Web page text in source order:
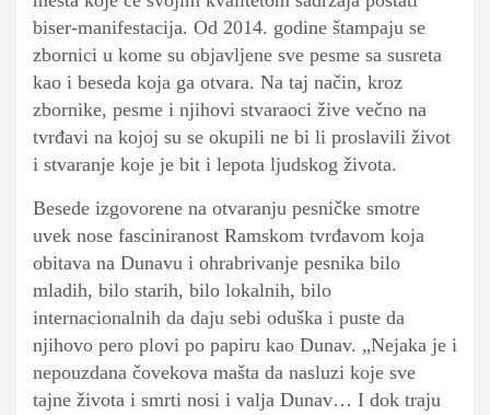
biser-manifestacija. Od 2014. godine štampaju se
zbornici u kome su objavljene sve pesme sa susreta
kao i beseda koja ga otvara. Na taj način, kroz
zbornike, pesme i njihovi stvaraoci žive večno na
tvrđavi na kojoj su se okupili ne bi li proslavili život
i stvaranje koje je bit i lepota ljudskog života.
Besede izgovorene na otvaranju pesničke smotre
uvek nose fasciniranost Ramskom tvrđavom koja
obitava na Dunavu i ohrabrivanje pesnika bilo
mladih, bilo starih, bilo lokalnih, bilo
internacionalnih da daju sebi oduška i puste da
njihovo pero plovi po papiru kao Dunav. „Nejaka je i
nepouzdana čovekova mašta da nasluzi koje sve
tajne života i smrti nosi i valja Dunav… I dok traju